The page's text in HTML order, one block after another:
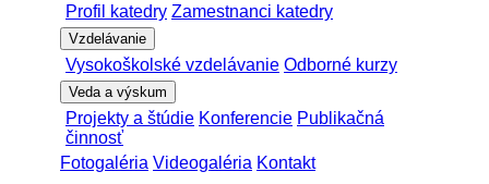
Profil katedry Zamestnanci katedry
Vzdelávanie
Vysokoškolské vzdelávanie Odborné kurzy
Veda a výskum
Projekty a štúdie Konferencie Publikačná
činnosť
Fotogaléria Videogaléria Kontakt